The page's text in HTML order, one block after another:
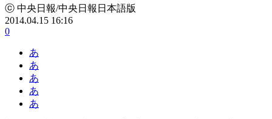
ⓒ 中央日報/中央日報日本語版
2014.04.15 16:16
0
あ
あ
あ
あ
あ